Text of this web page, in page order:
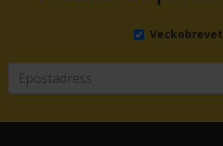
Veckobrevet